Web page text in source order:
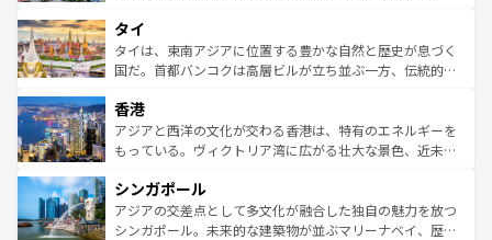
リティに包まれながら、韓国の多彩な魅力を心ゆくまで味
わってみてほしい。 なお、新着の韓国情報はコンテンツ一
覧を参照してほしい。
急速な発展と共に伝統が息づく。ハノイの古い町並みやホ
ーチミン市のフランス統治時代の建物も、独特の雰囲気を
醸し出している。また、バラエティの豊かさとおいしさで
とつ。フォーやバインミー、ベトナムコーヒーなどは、ぜ
ひ現地で味わいたい。どの地域を訪れてもあたたかい人々
が旅行者を迎えてくれるので、きっと忘れられない旅にな
参照してほしい。
タイ
タイは、東南アジアに位置する豊かな自然と歴史が息づく
国だ。首都バンコクは高層ビルが立ち並ぶ一方、伝統的な
の活気が交差している。北部ではチェンマイなどの山岳地
帯で自然と触れ合い、南部ではプーケットやクラビの美し
いビーチでリゾート気分を楽しむことができる。タイ料理
激する。気候は一年中温暖で、どの季節にも異なる楽しみ
が待っている。親しみやすいタイの人々、仏教を中心とし
た文化、そして多様な観光資源が、訪れる旅人を魅了し続
香港
アジアと西洋の文化が交わる香港は、特有のエネルギーを
もっている。ヴィクトリア湾に広がる壮大な景色、近未来
み、どこを訪れても感動するはず。観光スポットが密集し
ており、効率よく見どころを回れるのも魅力。息をのむよ
うな絶景から文化的な体験まで、香港を存分に楽しみ尽く
シンガポール
アジアの交差点として多文化が融合した独自の魅力を放つ
シンガポール。未来的な建築物が並ぶマリーナベイ、歴史